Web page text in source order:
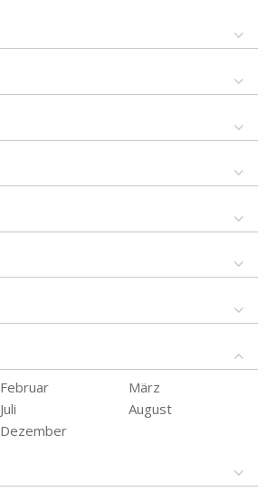
Februar
März
Juli
August
Dezember